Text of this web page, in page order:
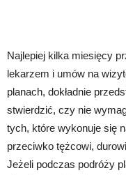
Najlepiej kilka miesięcy
lekarzem i umów na
planach, dokładnie
stwierdzić, czy nie
tych, które wykonuje się
przeciwko tężcowi,
Jeżeli podczas podróży